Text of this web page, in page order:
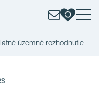
územné rozhodnutie